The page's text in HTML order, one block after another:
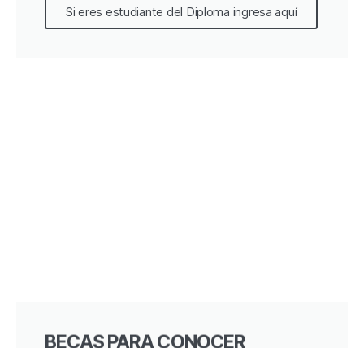
Si eres estudiante del Diploma ingresa aquí
BECAS PARA CONOCER